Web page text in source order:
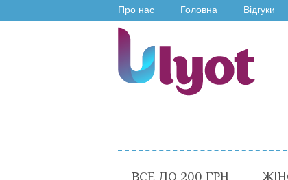
Про нас Головна Відгуки
ВСЕ ДО 200 ГРН